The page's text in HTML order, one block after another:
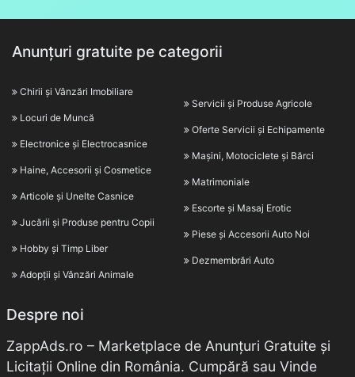
Anunțuri gratuite pe categorii
Chirii și Vânzări Imobiliare
Locuri de Muncă
Electronice și Electrocasnice
Haine, Accesorii și Cosmetice
Articole și Unelte Casnice
Jucării și Produse pentru Copii
Hobby și Timp Liber
Adopții și Vânzări Animale
Servicii și Produse Agricole
Oferte Servicii și Echipamente
Mașini, Motociclete și Bărci
Matrimoniale
Escorte și Masaj Erotic
Piese și Accesorii Auto Noi
Dezmembrări Auto
Despre noi
ZappAds.ro – Marketplace de Anunțuri Gratuite și
Licitații Online din România. Cumpără sau Vinde